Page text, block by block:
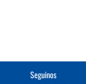
Seguinos